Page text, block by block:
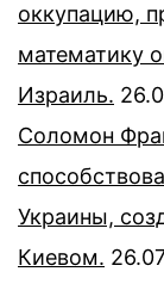
оккупацию,
математику
Израиль.
Соломон
Украины,
Киевом.